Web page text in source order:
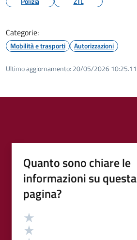
Categorie:
Mobilità e trasporti Autorizzazioni
Ultimo aggiornamento: 20/05/2026 10:25.11
Quanto sono chiare le
informazioni su questa
pagina?
Valutazione